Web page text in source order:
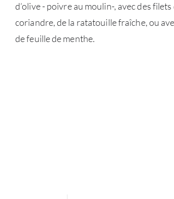
d’olive - poivre au moulin-, avec des
coriandre, de la ratatouille fraîche, ou
de feuille de menthe.